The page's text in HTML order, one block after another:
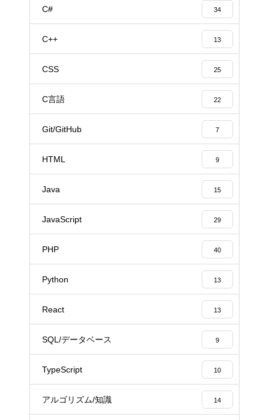
C# 34
C++ 13
CSS 25
C言語 22
Git/GitHub 7
HTML 9
Java 15
JavaScript 29
PHP 40
Python 13
React 13
SQL/データベース 9
TypeScript 10
アルゴリズム/知識 14